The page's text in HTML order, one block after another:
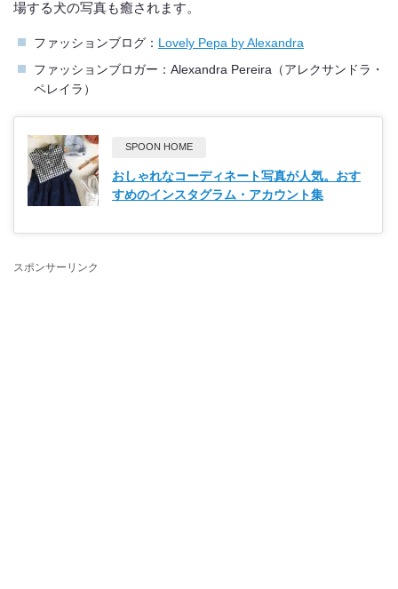
場する犬の写真も癒されます。
ファッションブログ： Lovely Pepa by Alexandra
ファッションブロガー：Alexandra Pereira（アレクサンドラ・
ペレイラ）
SPOON HOME
おしゃれなコーディネート写真が人気。おす
すめのインスタグラム・アカウント集
スポンサーリンク